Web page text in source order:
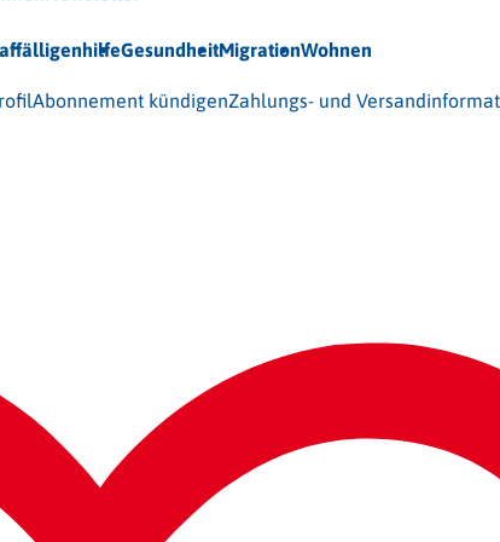
GesundheitMigrationWohnen
Abonnement kündigenZahlungs- und